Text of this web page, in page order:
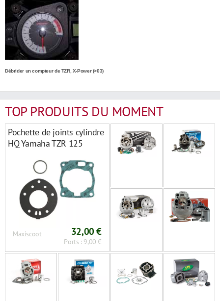
Débrider un compteur de TZR, X-Power (>03)
TOP PRODUITS DU MOMENT
Pochette de joints cylindre
HQ Yamaha TZR 125
Maxiscoot 32,00 €
Ports : 9,00 €